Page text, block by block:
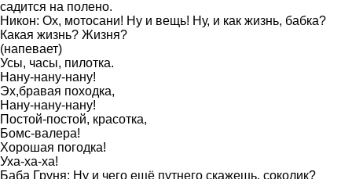
садится на полено.
Никон: Ох, мотосани! Ну и вещь! Ну, и как жизнь, бабка?
Какая жизнь? Жизня?
(напевает)
Усы, часы, пилотка.
Нану-нану-нану!
Эх,бравая походка,
Нану-нану-нану!
Постой-постой, красотка,
Бомс-валера!
Хорошая погодка!
Уха-ха-ха!
Баба Груня: Ну и чего ещё путнего скажешь, соколик?